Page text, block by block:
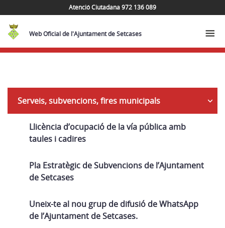
Atenció Ciutadana 972 136 089
Web Oficial de l'Ajuntament de Setcases
Navega
Serveis, subvencions, fires municipals
Llicència d’ocupació de la vía pública amb
taules i cadires
Pla Estratègic de Subvencions de l’Ajuntament
de Setcases
Uneix-te al nou grup de difusió de WhatsApp
de l’Ajuntament de Setcases.